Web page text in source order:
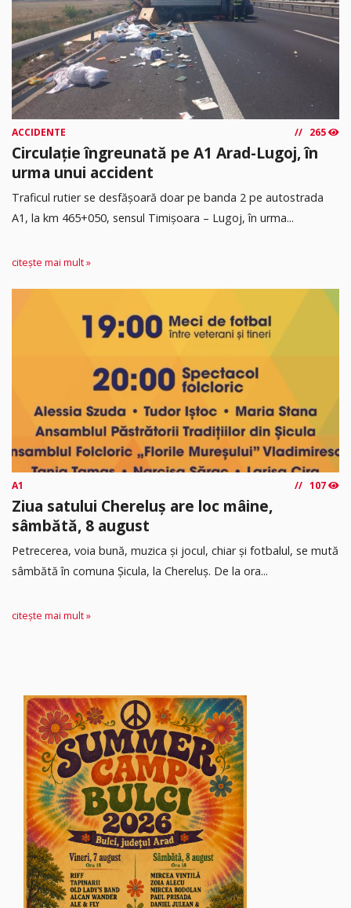
ACCIDENTE 265
Circulație îngreunată pe A1 Arad-Lugoj, în
urma unui accident
Traficul rutier se desfășoară doar pe banda 2 pe autostrada
A1, la km 465+050, sensul Timişoara – Lugoj, în urma...
citește mai mult »
A1 107
Ziua satului Chereluș are loc mâine,
sâmbătă, 8 august
Petrecerea, voia bună, muzica și jocul, chiar și fotbalul, se mută
sâmbătă în comuna Șicula, la Chereluș. De la ora...
citește mai mult »